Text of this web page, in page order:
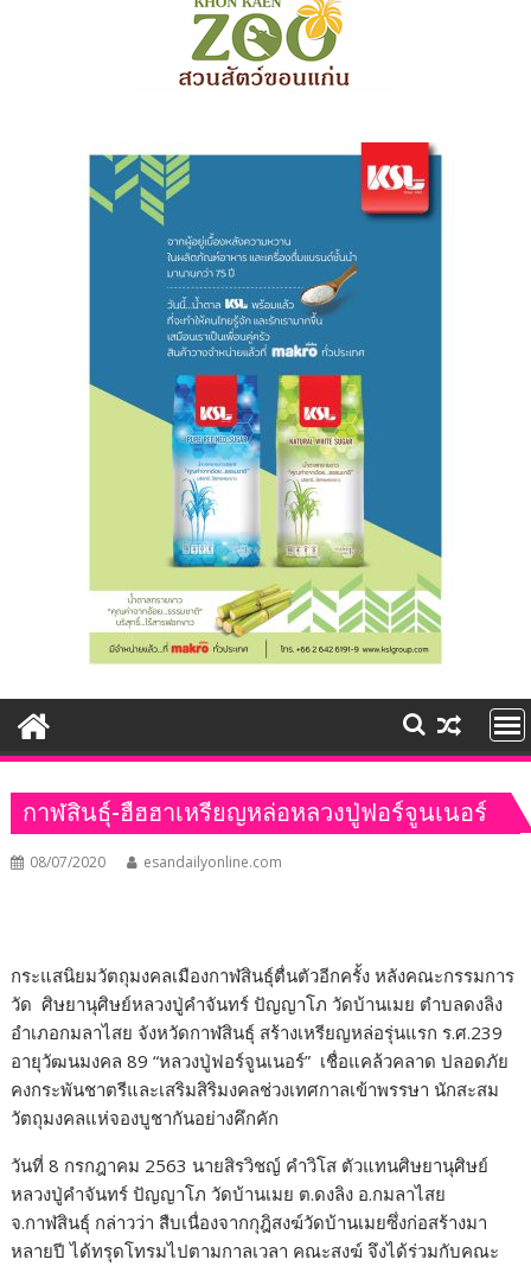
กาฬสินธุ์-ฮืฮฮาเหรียญหล่อหลวงปู่ฟอร์จูนเนอร์
08/07/2020 esandailyonline.com
กระแสนิยมวัตถุมงคลเมืองกาฬสินธุ์ตื่นตัวอีกครั้ง หลังคณะกรรมการ
วัด ศิษยานุศิษย์หลวงปู่คำจันทร์ ปัญญาโภ วัดบ้านเมย ตำบลดงลิง
อำเภอกมลาไสย จังหวัดกาฬสินธุ์ สร้างเหรียญหล่อรุ่นแรก ร.ศ.239
อายุวัฒนมงคล 89 “หลวงปู่ฟอร์จูนเนอร์” เชื่อแคล้วคลาด ปลอดภัย
คงกระพันชาตรีและเสริมสิริมงคลช่วงเทศกาลเข้าพรรษา นักสะสม
วัตถุมงคลแห่จองบูชากันอย่างคึกคัก
วันที่ 8 กรกฎาคม 2563 นายสิรวิชญ์ คำวิโส ตัวแทนศิษยานุศิษย์
หลวงปู่คำจันทร์ ปัญญาโภ วัดบ้านเมย ต.ดงลิง อ.กมลาไสย
จ.กาฬสินธุ์ กล่าวว่า สืบเนื่องจากกุฎิสงฆ์วัดบ้านเมยซึ่งก่อสร้างมา
หลายปี ได้ทรุดโทรมไปตามกาลเวลา คณะสงฆ์ จึงได้ร่วมกับคณะ